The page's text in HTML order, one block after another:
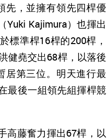
先，並擁有領先四桿優
Yuki Kajimura）也揮出
標準桿16桿的200桿，
健堯交出68桿，以落後
居第三位。明天進行最
最後一組領先組揮桿競
高藤奮力揮出67桿，以